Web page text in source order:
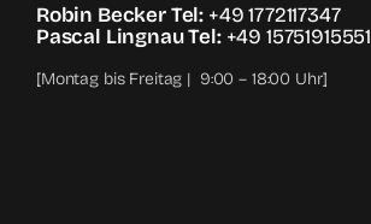
Robin Becker Tel: +49 1772117347
Pascal Lingnau Tel:+49 15751915551
[Montag bis Freitag | 9:00 – 18:00 Uhr]